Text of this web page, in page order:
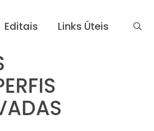
Editais Links Úteis